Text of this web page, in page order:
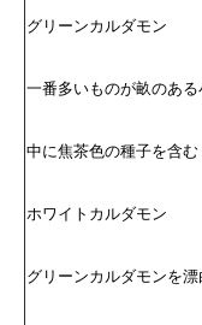
グリーンカルダモン
一番多いものが畝のあ
中に焦茶色の種子を含む
ホワイトカルダモン
グリーンカルダモンを